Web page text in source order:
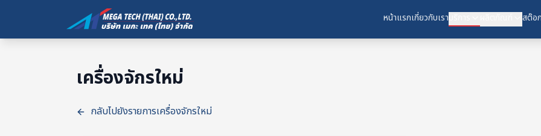
หน้าแรกเกี่ยวกับเรา สต๊อ
เครื่องจักรใหม่
กลับไปยังรายการเครื่องจักรใหม่